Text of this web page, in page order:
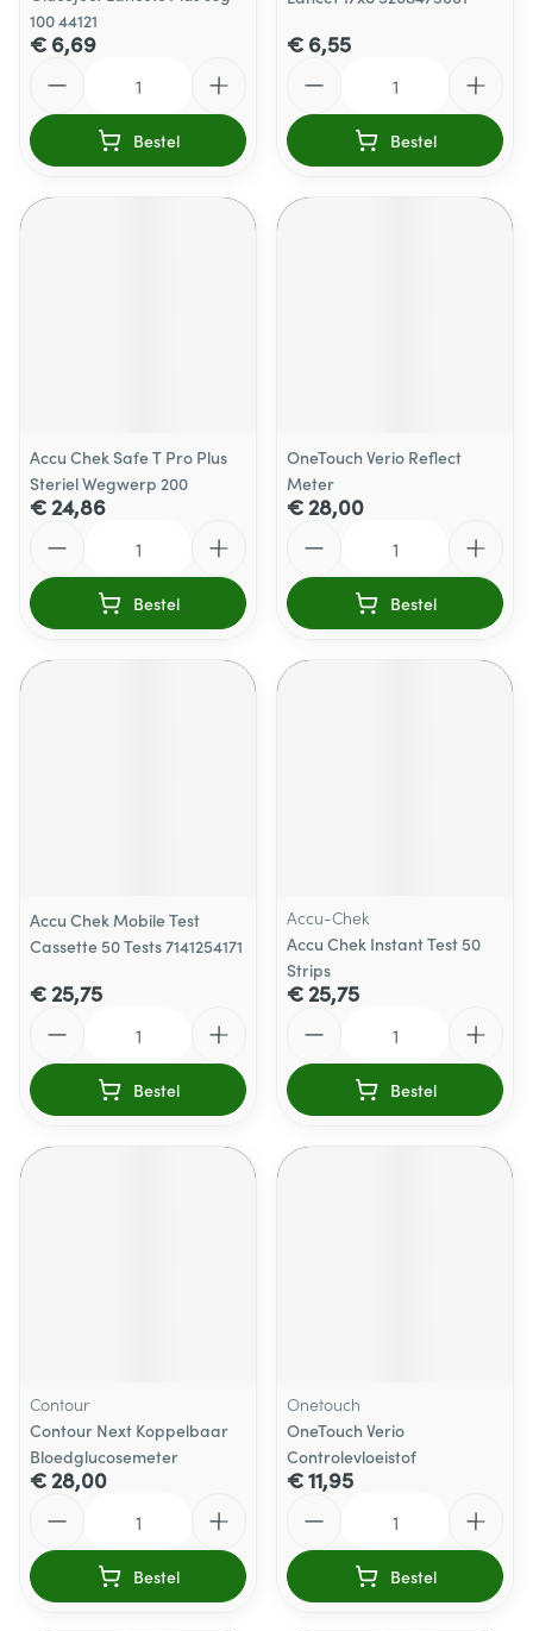
100 44121
€ 6,69
Bestel
€ 6,55
Bestel
Accu Chek Safe T Pro Plus
Steriel Wegwerp 200
€ 24,86
Bestel
OneTouch Verio Reflect
Meter
€ 28,00
Bestel
Accu Chek Mobile Test
Cassette 50 Tests 7141254171
€ 25,75
Bestel
Accu-Chek
Accu Chek Instant Test 50
Strips
€ 25,75
Bestel
Contour
Contour Next Koppelbaar
Bloedglucosemeter
€ 28,00
Bestel
Onetouch
OneTouch Verio
Controlevloeistof
€ 11,95
Bestel